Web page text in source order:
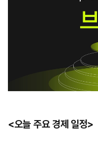
<오늘 주요 경제 일정>